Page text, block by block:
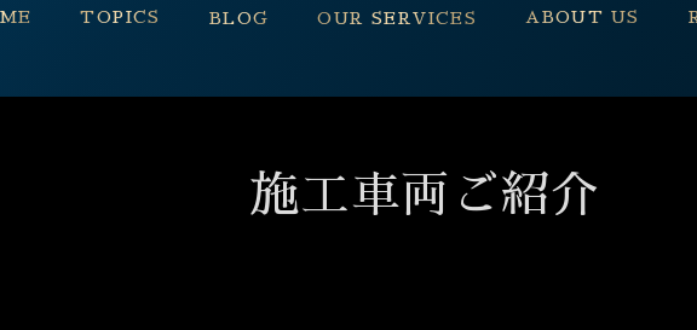
TOPICS BLOG OUR SERVICES ABOUT US
施工車両ご紹介